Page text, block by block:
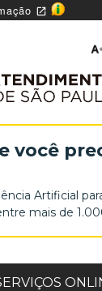
open_in_new
você
Artificial
mais de
SP 156